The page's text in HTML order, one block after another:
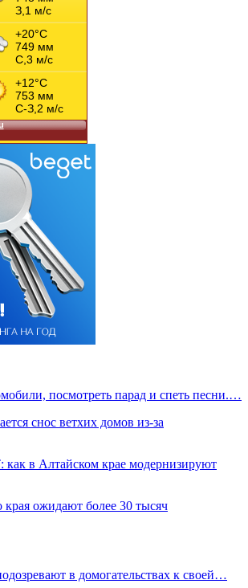
посмотреть парад и спеть песни.…
снос ветхих домов из-за
в Алтайском крае модернизируют
ожидают более 30 тысяч
в домогательствах к своей…